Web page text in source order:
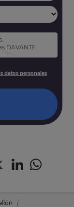
DAVANTE
y
sus datos,
en nuestra
datos personales